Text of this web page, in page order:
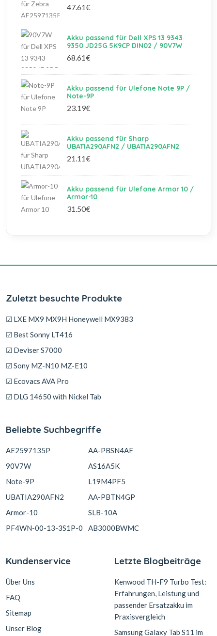
47.61€
Akku passend für Dell XPS 13 9343
9350 JD25G 5K9CP DIN02 / 90V7W
68.61€
Akku passend für Ulefone Note 9P /
Note-9P
23.19€
Akku passend für Sharp
UBATIA290AFN2 / UBATIA290AFN2
21.11€
Akku passend für Ulefone Armor 10 /
Armor-10
31.50€
Zuletzt besuchte Produkte
☑ LXE MX9 MX9H Honeywell MX9383
☑ Best Sonny LT416
☑ Deviser S7000
☑ Sony MZ-N10 MZ-E10
☑ Ecovacs AVA Pro
☑ DLG 14650 with Nickel Tab
Beliebte Suchbegriffe
AE2597135P
90V7W
Note-9P
UBATIA290AFN2
Armor-10
PF4WN-00-13-3S1P-0
AA-PBSN4AF
AS16A5K
L19M4PF5
AA-PBTN4GP
SLB-10A
AB3000BWMC
Kundenservice
Über Uns
FAQ
Sitemap
Unser Blog
Letzte Blogbeiträge
Kenwood TH-F9 Turbo Test:
Erfahrungen, Leistung und
passender Ersatzakku im
Praxisvergleich
Samsung Galaxy Tab S11 im